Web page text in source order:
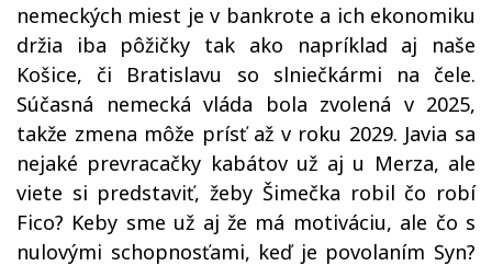
nemeckých miest je v bankrote a ich ekonomiku
držia iba pôžičky tak ako napríklad aj naše
Košice, či Bratislavu so slniečkármi na čele.
Súčasná nemecká vláda bola zvolená v 2025,
takže zmena môže prísť až v roku 2029. Javia sa
nejaké prevracačky kabátov už aj u Merza, ale
viete si predstaviť, žeby Šimečka robil čo robí
Fico? Keby sme už aj že má motiváciu, ale čo s
nulovými schopnosťami, keď je povolaním Syn?